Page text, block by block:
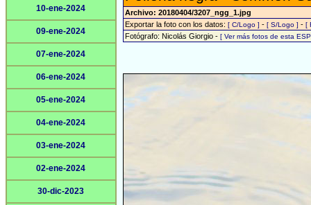
10-ene-2024
09-ene-2024
07-ene-2024
06-ene-2024
05-ene-2024
04-ene-2024
03-ene-2024
02-ene-2024
30-dic-2023
Archivo: 20180404/3207_ngg_1.jpg
Exportar la foto con los datos: [ C/Logo ] - [ S/Logo ] - [
Fotógrafo: Nicolás Giorgio - [ Ver más fotos de esta